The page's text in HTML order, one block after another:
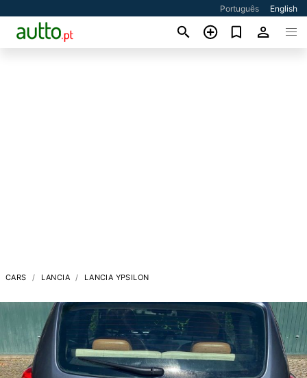
Português English
CARS LANCIA LANCIA YPSILON